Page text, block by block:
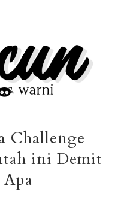
Challenge
ini Demit
Apa